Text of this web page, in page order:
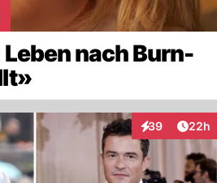
nach Burn-
39
Interaktionen
22h